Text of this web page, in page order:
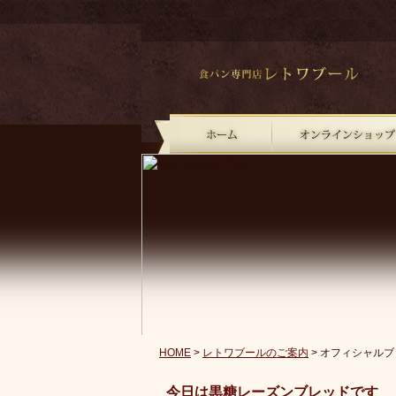
HOME > レトワブールのご案内 > オフィシャル
今日は黒糖レーズンブレッドです